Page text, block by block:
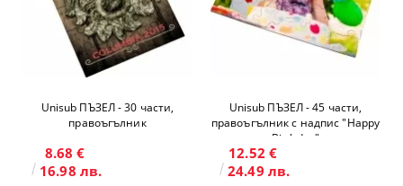
Unisub ПЪЗЕЛ - 30 части,
правоъгълник
8.68 €
16.98 лв.
Unisub ПЪЗЕЛ - 45 части,
правоъгълник с надпис "Happy
Birthday"
12.52 €
24.49 лв.